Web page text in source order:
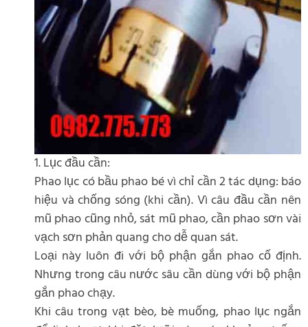
1. Lục đầu cần:
Phao lục có bầu phao bé vì chỉ cần 2 tác dụng: báo
hiệu và chống sóng (khi cần). Vì câu đầu cần nên
mũ phao cũng nhỏ, sát mũ phao, cần phao sơn vài
vạch sơn phản quang cho dễ quan sát.
Loại này luôn đi với bộ phận gắn phao cố định.
Nhưng trong câu nước sâu cần dùng với bộ phận
gắn phao chạy.
Khi câu trong vạt bèo, bè muống, phao lục ngắn